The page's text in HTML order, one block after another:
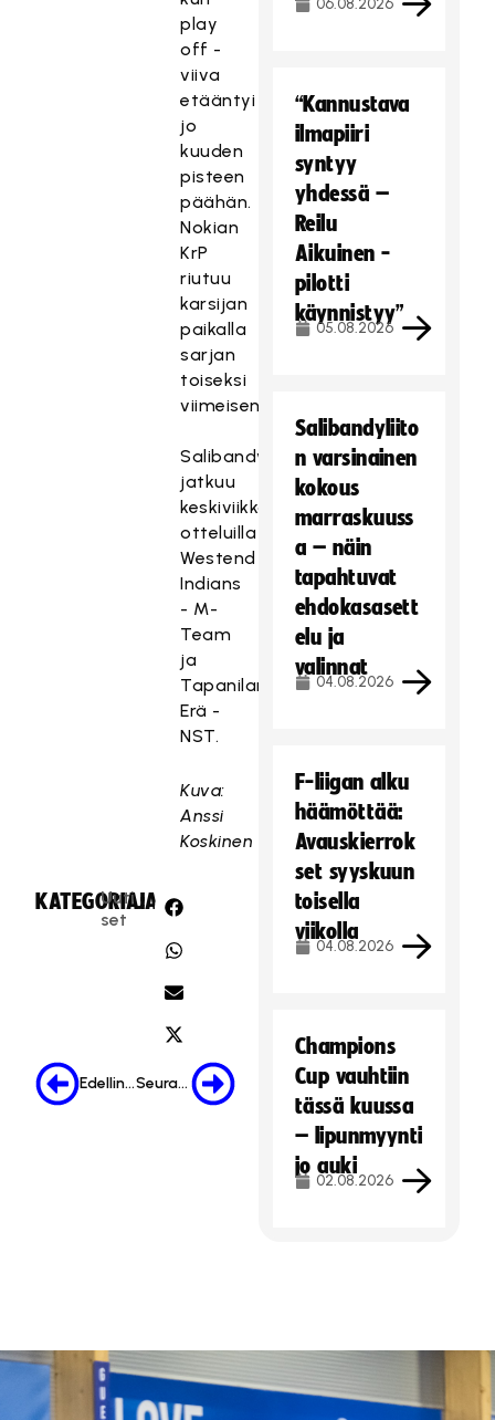
play
off -
viiva
etääntyi
jo
kuuden
pisteen
päähän.
Nokian
KrP
riutuu
karsijan
paikalla
sarjan
toiseksi
viimeisenä.
Salibandyliiga
jatkuu
keskiviikkona
otteluilla
Westend
Indians
- M-
Team
ja
Tapanilan
Erä -
NST.
Kuva:
Anssi
Koskinen
KATEGORIA:
Uuti
set
JAA:
Edellinen Seuraava
06.08.2026
“Kannustava
ilmapiiri
syntyy
yhdessä –
Reilu
Aikuinen -
pilotti
käynnistyy”
05.08.2026
Salibandyliito
n varsinainen
kokous
marraskuuss
a – näin
tapahtuvat
ehdokasasett
elu ja
valinnat
04.08.2026
F-liigan alku
häämöttää:
Avauskierrok
set syyskuun
toisella
viikolla
04.08.2026
Champions
Cup vauhtiin
tässä kuussa
– lipunmyynti
jo auki
02.08.2026